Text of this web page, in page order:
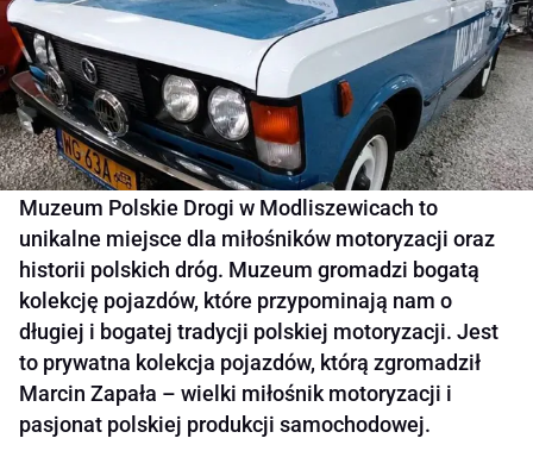
Muzeum Polskie Drogi w Modliszewicach to
unikalne miejsce dla miłośników motoryzacji oraz
historii polskich dróg. Muzeum gromadzi bogatą
kolekcję pojazdów, które przypominają nam o
długiej i bogatej tradycji polskiej motoryzacji. Jest
to prywatna kolekcja pojazdów, którą zgromadził
Marcin Zapała – wielki miłośnik motoryzacji i
pasjonat polskiej produkcji samochodowej.